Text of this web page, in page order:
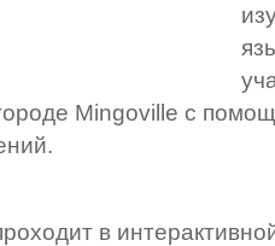
Mingoville с
в